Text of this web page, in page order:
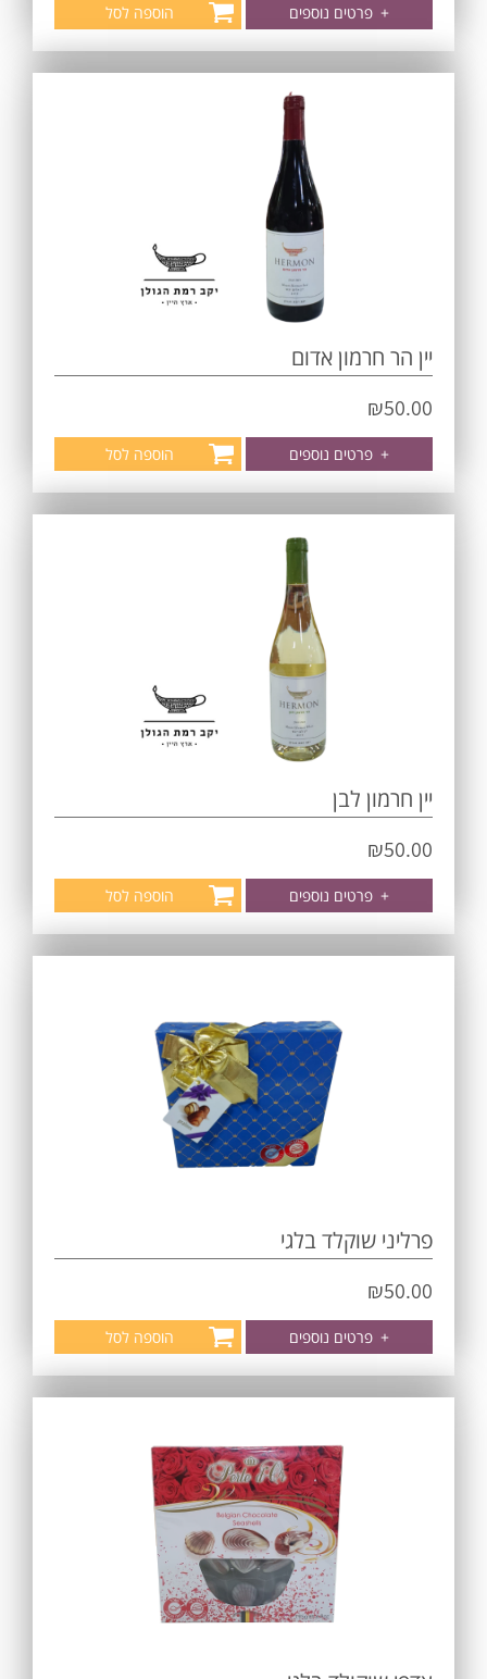
+ פרטים נוספים הוספה לסל
יין הר חרמון אדום
₪50.00
+ פרטים נוספים הוספה לסל
יין חרמון לבן
₪50.00
+ פרטים נוספים הוספה לסל
פרליני שוקלד בלגי
₪50.00
+ פרטים נוספים הוספה לסל